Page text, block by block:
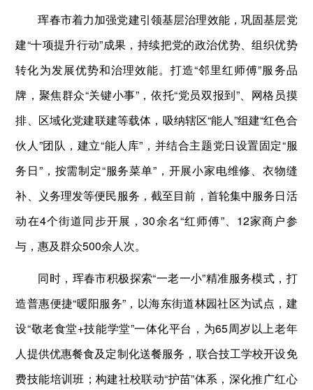
珲春市着力加强党建引领基层治理效能，巩固基层党
建“十项提升行动”成果，持续把党的政治优势、组织优势
转化为发展优势和治理效能。打造“邻里红师傅”服务品
牌，聚焦群众“关键小事”，依托“党员双报到”、网格员摸
排、区域化党建联建等载体，吸纳辖区“能人”组建“红色合
伙人”团队，建立“能人库”，并结合主题党日设置固定“服
务日”，按需制定“服务菜单”，开展小家电维修、衣物缝
补、义务理发等便民服务，截至目前，首轮集中服务日活
动在4个街道同步开展，30余名“红师傅”、12家商户参
与，惠及群众500余人次。
同时，珲春市积极探索“一老一小”精准服务模式，打
造普惠便捷“暖阳服务”，以海东街道林园社区为试点，建
设“敬老食堂+技能学堂”一体化平台，为65周岁以上老年
人提供优惠餐食及定制化送餐服务，联合技工学校开设免
费技能培训班；构建社校联动“护苗”体系，深化推广红心